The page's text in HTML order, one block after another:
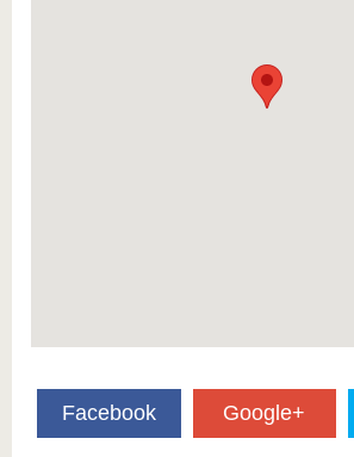
Facebook Google+